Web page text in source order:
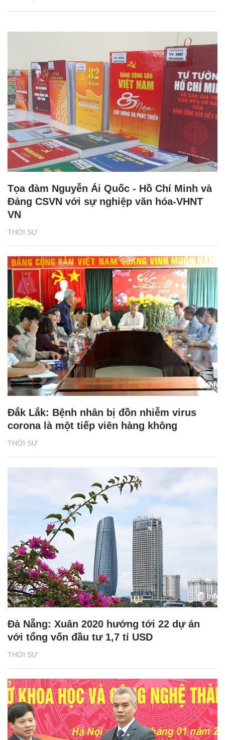
THỜI SỰ
Tọa đàm Nguyễn Ái Quốc - Hồ Chí Minh và
Đảng CSVN với sự nghiệp văn hóa-VHNT
VN
THỜI SỰ
Đắk Lắk: Bệnh nhân bị đồn nhiễm virus
corona là một tiếp viên hàng không
THỜI SỰ
Đà Nẵng: Xuân 2020 hướng tới 22 dự án
với tổng vốn đầu tư 1,7 tỉ USD